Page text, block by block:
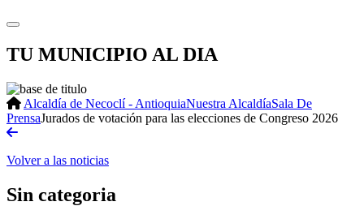
TU MUNICIPIO AL DIA
Alcaldía de Necoclí - AntioquiaNuestra AlcaldíaSala De
PrensaJurados de votación para las elecciones de Congreso 2026
Volver a las noticias
Sin categoria